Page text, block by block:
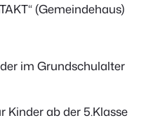
(Gemeindehaus)
im Grundschulalter
Kinder ab der 5.Klasse